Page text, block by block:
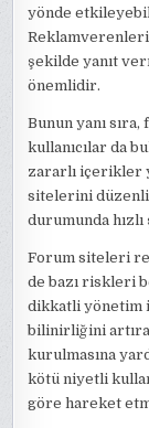
yönde
şekilde yanıt
önemlidir.
Bunun yanı
kullanıcılar da
zararlı içerikler
sitelerini düzenli
durumunda
Forum siteleri
de bazı riskleri
dikkatli yönetim
bilinirliğini
kurulmasına
kötü niyetli
göre hareket